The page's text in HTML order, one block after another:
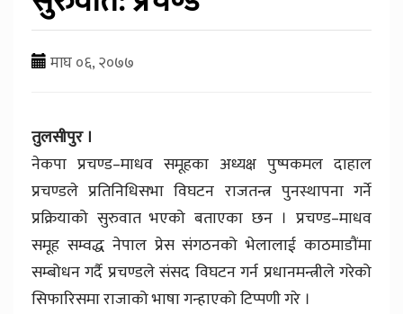
माघ ०६, २०७७
तुलसीपुर ।
नेकपा प्रचण्ड–माधव समूहका अध्यक्ष पुष्पकमल दाहाल
प्रचण्डले प्रतिनिधिसभा विघटन राजतन्त्र पुनस्थापना गर्ने
प्रक्रियाको सुरुवात भएको बताएका छन । प्रचण्ड–माधव
समूह सम्वद्ध नेपाल प्रेस संगठनको भेलालाई काठमाडौंमा
सम्बोधन गर्दै प्रचण्डले संसद विघटन गर्न प्रधानमन्त्रीले गरेको
सिफारिसमा राजाको भाषा गन्हाएको टिप्पणी गरे ।